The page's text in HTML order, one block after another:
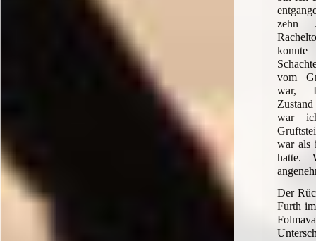
zehn
konnte
vom
war,
war
war als
hatte.
Der
Furth